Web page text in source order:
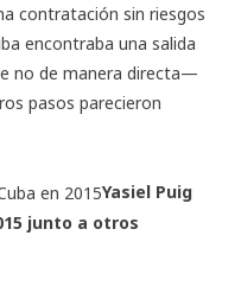
contratación sin riesgos
encontraba una salida
no de manera directa—
pasos parecieron
Yasiel Puig
junto a otros